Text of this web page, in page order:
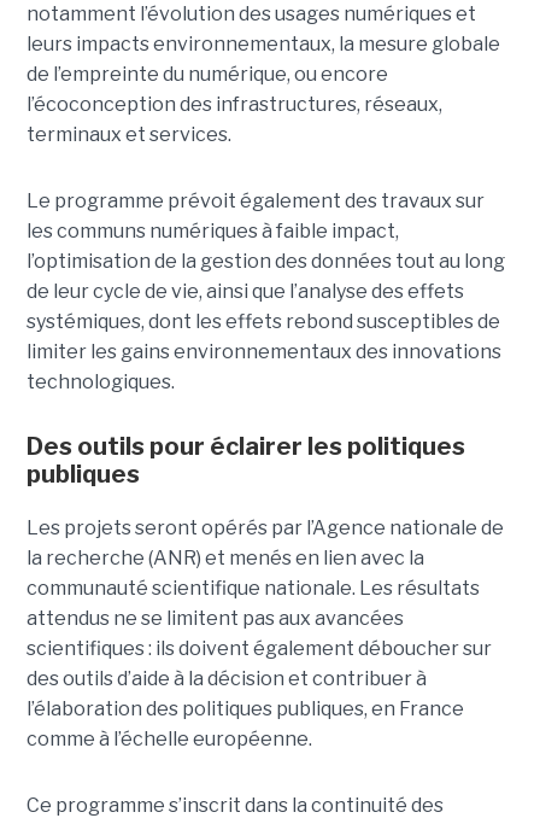
notamment l’évolution des usages numériques et
leurs impacts environnementaux, la mesure globale
de l’empreinte du numérique, ou encore
l’écoconception des infrastructures, réseaux,
terminaux et services.
Le programme prévoit également des travaux sur
les communs numériques à faible impact,
l’optimisation de la gestion des données tout au long
de leur cycle de vie, ainsi que l’analyse des effets
systémiques, dont les effets rebond susceptibles de
limiter les gains environnementaux des innovations
technologiques.
Des outils pour éclairer les politiques
publiques
Les projets seront opérés par l’Agence nationale de
la recherche (ANR) et menés en lien avec la
communauté scientifique nationale. Les résultats
attendus ne se limitent pas aux avancées
scientifiques : ils doivent également déboucher sur
des outils d’aide à la décision et contribuer à
l’élaboration des politiques publiques, en France
comme à l’échelle européenne.
Ce programme s’inscrit dans la continuité des